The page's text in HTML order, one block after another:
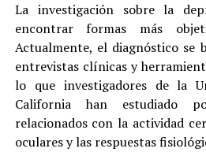
La investigación sobre la
encontrar formas más
Actualmente, el diagnóstico se
entrevistas clínicas y
lo que investigadores de la
California han estudiado
relacionados con la actividad
oculares y las respuestas